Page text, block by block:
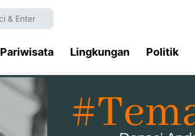
Pariwisata Lingkungan Politik